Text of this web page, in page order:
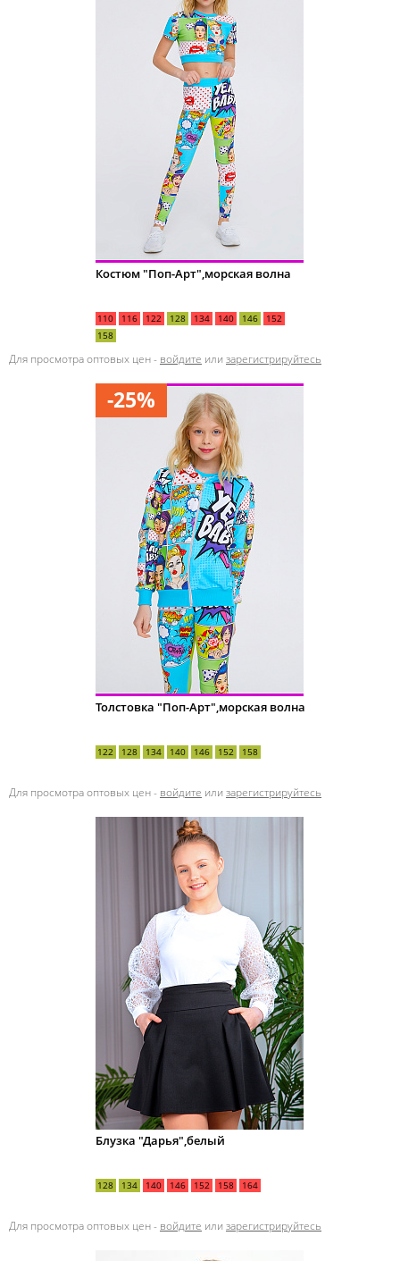
Костюм "Поп-Арт",морская волна
110 116 122 128 134 140 146
152
158
Для просмотра оптовых цен - войдите или зарегистрируйтесь
-25%
Толстовка "Поп-Арт",морская волна
122 128 134 140 146 152 158
Для просмотра оптовых цен - войдите или зарегистрируйтесь
Блузка "Дарья",белый
128 134 140 146 152 158 164
Для просмотра оптовых цен - войдите или зарегистрируйтесь